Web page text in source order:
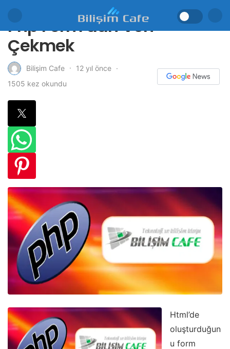
Php Form’dan Veri
Çekmek
Bilişim Cafe
12 yıl önce
1505 kez okundu
Html’de
oluşturduğun
u form